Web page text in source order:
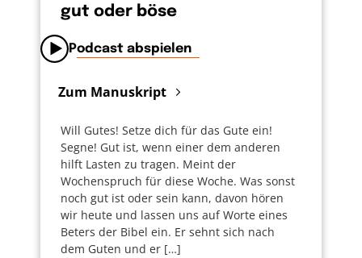
gut oder böse
Podcast abspielen
Zum Manuskript
Will Gutes! Setze dich für das Gute ein!
Segne! Gut ist, wenn einer dem anderen
hilft Lasten zu tragen. Meint der
Wochenspruch für diese Woche. Was sonst
noch gut ist oder sein kann, davon hören
wir heute und lassen uns auf Worte eines
Beters der Bibel ein. Er sehnt sich nach
dem Guten und er […]